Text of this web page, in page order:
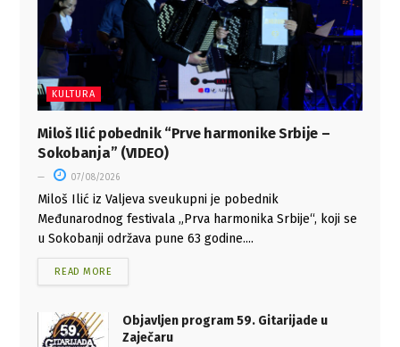
KULTURA
Miloš Ilić pobednik “Prve harmonike Srbije –
Sokobanja” (VIDEO)
07/08/2026
Miloš Ilić iz Valjeva sveukupni je pobednik
Međunarodnog festivala „Prva harmonika Srbije“, koji se
u Sokobanji održava pune 63 godine....
READ MORE
Objavljen program 59. Gitarijade u
Zaječaru